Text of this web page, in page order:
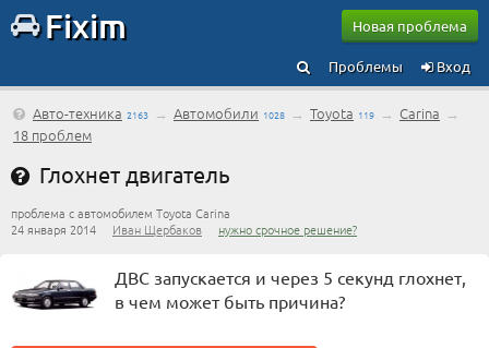
Fixim Новая проблема
Вход
Проблемы
Авто-техника 2163 → Автомобили 1028 → Toyota 119 → Carina →
18 проблем
Глохнет двигатель
проблема с автомобилем Toyota Carina
24 января 2014 Иван Щербаков нужно срочное решение?
ДВС запускается и через 5 секунд глохнет,
в чем может быть причина?